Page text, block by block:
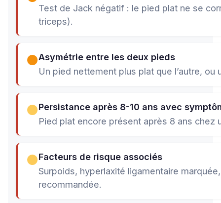
Test de Jack négatif : le pied plat ne se
triceps).
Asymétrie entre les deux pieds
Un pied nettement plus plat que l’autre,
Persistance après 8-10 ans avec
Pied plat encore présent après 8 ans chez
Facteurs de risque associés
Surpoids, hyperlaxité ligamentaire
recommandée.